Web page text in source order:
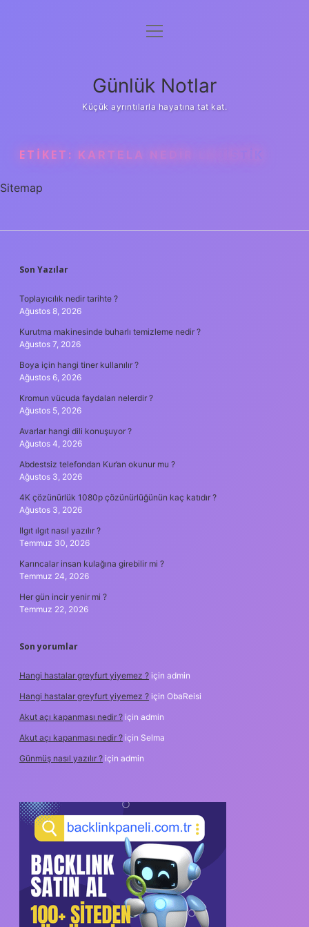
Anasayfa
Yasal Uyarı
menüyü
Günlük Notlar
Küçük ayrıntılarla hayatına tat kat.
ETIKET: KARTELA NEDIR LOJISTIK
Sitemap
SIDEBAR
Son Yazılar
Toplayıcılık nedir tarihte ?
Ağustos 8, 2026
Kurutma makinesinde buharlı temizleme nedir ?
Ağustos 7, 2026
Boya için hangi tiner kullanılır ?
Ağustos 6, 2026
Kromun vücuda faydaları nelerdir ?
Ağustos 5, 2026
Avarlar hangi dili konuşuyor ?
Ağustos 4, 2026
Abdestsiz telefondan Kur’an okunur mu ?
Ağustos 3, 2026
4K çözünürlük 1080p çözünürlüğünün kaç katıdır ?
Ağustos 3, 2026
Ilgıt ılgıt nasıl yazılır ?
Temmuz 30, 2026
Karıncalar insan kulağına girebilir mi ?
Temmuz 24, 2026
Her gün incir yenir mi ?
Temmuz 22, 2026
Son yorumlar
Hangi hastalar greyfurt yiyemez ? için admin
Hangi hastalar greyfurt yiyemez ? için ObaReisi
Akut açı kapanması nedir ? için admin
Akut açı kapanması nedir ? için Selma
Günmüş nasıl yazılır ? için admin